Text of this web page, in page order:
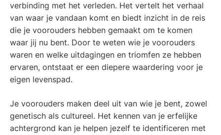
verbinding met het verleden. Het vertelt het verhaal
van waar je vandaan komt en biedt inzicht in de reis
die je voorouders hebben gemaakt om te komen
waar jij nu bent. Door te weten wie je voorouders
waren en welke uitdagingen en triomfen ze hebben
ervaren, ontstaat er een diepere waardering voor je
eigen levenspad.
Je voorouders maken deel uit van wie je bent, zowel
genetisch als cultureel. Het kennen van je erfelijke
achtergrond kan je helpen jezelf te identificeren met